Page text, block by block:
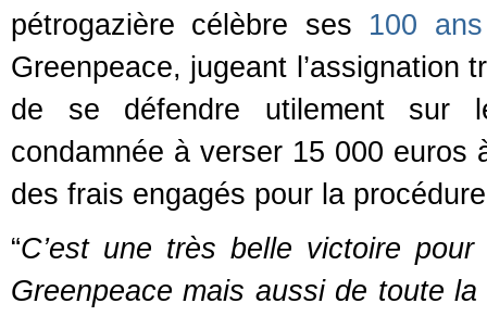
pétrogazière célèbre ses 100 ans
Greenpeace, jugeant l’assignation
de se défendre utilement sur
condamnée à verser 15 000
des frais engagés pour la
“C’est une très belle victoire
Greenpeace mais aussi de toute